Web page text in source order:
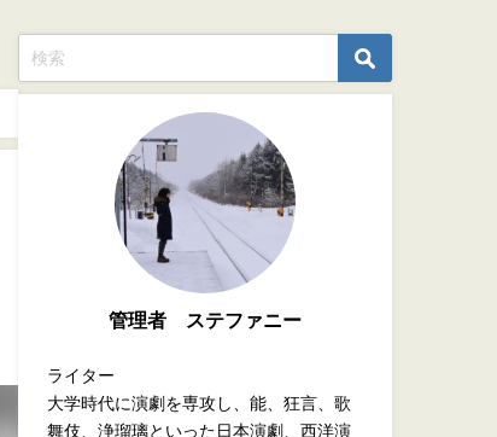
管理者 ステファニー
ライター
大学時代に演劇を専攻し、能、狂言、歌
舞伎、浄瑠璃といった日本演劇、西洋演